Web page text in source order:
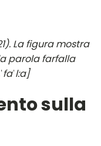
La figura mostra
parola farfalla
sulla